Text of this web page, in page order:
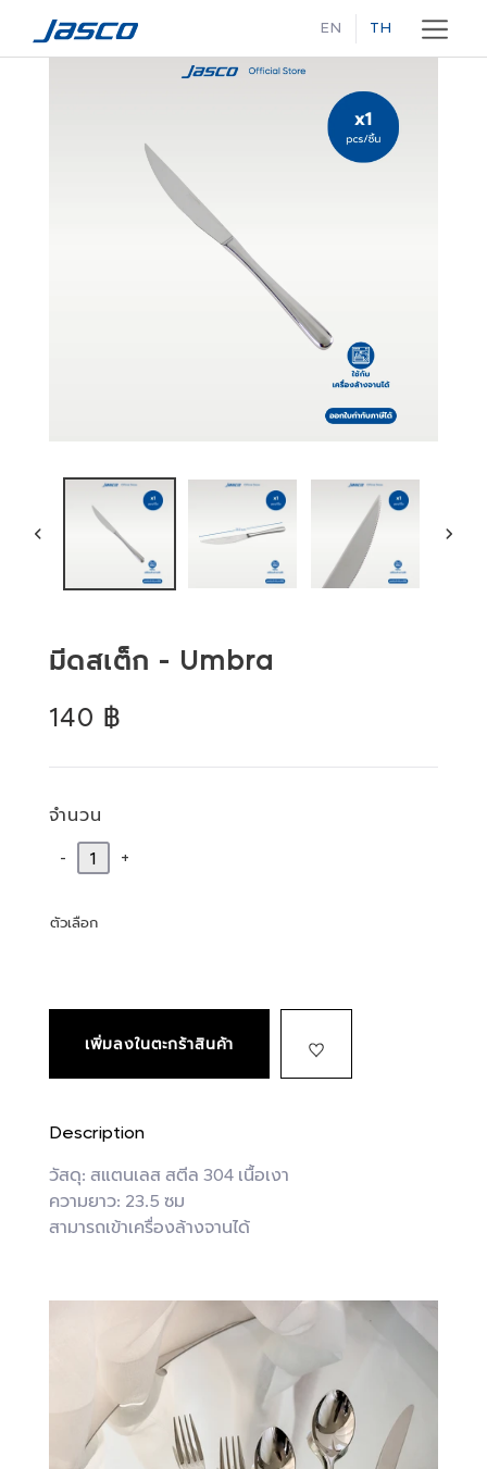
ข้าม
สไลด์
สไลด์
มีดสเต็ก - Umbra
ราคา
140 ฿
จำนวน
- +
ตัวเลือก
เพิ่มลงในตะกร้าสินค้า
Description
วัสดุ: สแตนเลส สตีล 304 เนื้อเงา
ความยาว: 23.5 ซม
สามารถเข้าเครื่องล้างจานได้
EN TH